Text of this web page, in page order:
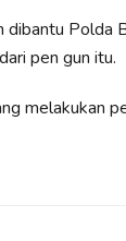
Polda
pen gun itu.
melakukan